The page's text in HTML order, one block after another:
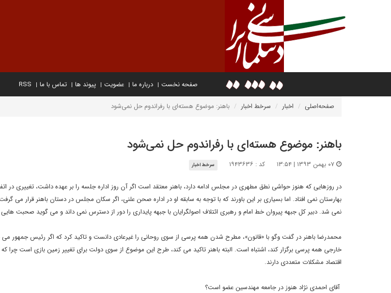
صفحه نخست درباره ما عضویت پیوند ها تماس با ما RSS
صفحه‌اصلی اخبار سرخط اخبار باهنر: موضوع هسته‌ای با رفراندوم حل نمی‌شود
باهنر: موضوع هسته‌ای با رفراندوم حل نمی‌شود
کد : ۱۹۴۳۶۳۶ سرخط اخبار
در روزهایی که هنوز حواشی نطق مطهری در مجلس ادامه دارد، باهنر معتقد است اگر آن روز اداره جلسه را بر عهده داشت، تغییری در
بهارستان نمی افتاد. اما بسیاری بر این باورند که با توجه به سابقه او در اداره صحن علنی، اگر سکان مجلس در دستان باهنر قرار می
نمی شد. دبیر کل جبهه پیروان خط امام و رهبری ائتلاف اصولگرایان با جبهه پایداری را دور از دسترس نمی داند و می گوید صحبت
محمدرضا باهنر در گفت وگو با «قانون»، مطرح شدن همه پرسی از سوی روحانی را غیرعادی دانست و تاکید کرد که اگر رئیس جمهور
خارجی همه پرسی برگزار کند، اشتباه است. البته باهنر تاکید می کند، طرح این موضوع از سوی دولت برای تغییر زمین بازی است چرا که
اقتصاد مشکلات متعددی دارند.
آقای احمدی نژاد هنوز در جامعه مهندسین عضو است؟